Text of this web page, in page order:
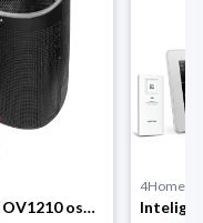
Concept OV1210 osuszacz i oczyszczacz powietrza Perfect Air, czarny
4Home